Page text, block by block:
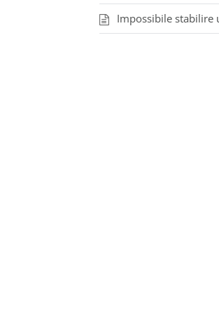
Impossibile stabilire